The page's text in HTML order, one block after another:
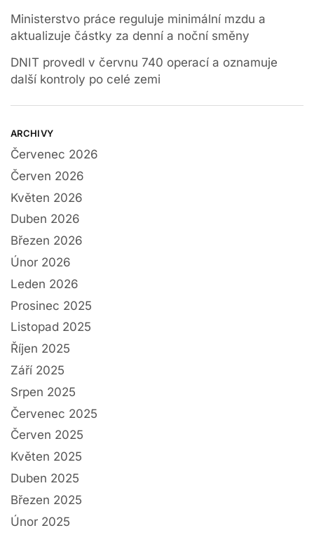
Ministerstvo práce reguluje minimální mzdu a
aktualizuje částky za denní a noční směny
DNIT provedl v červnu 740 operací a oznamuje
další kontroly po celé zemi
ARCHIVY
Červenec 2026
Červen 2026
Květen 2026
Duben 2026
Březen 2026
Únor 2026
Leden 2026
Prosinec 2025
Listopad 2025
Říjen 2025
Září 2025
Srpen 2025
Červenec 2025
Červen 2025
Květen 2025
Duben 2025
Březen 2025
Únor 2025